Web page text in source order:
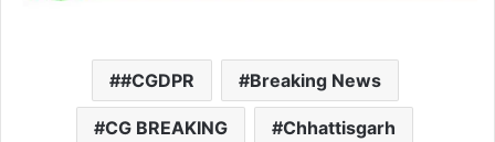
#CGDPR Breaking News
CG BREAKING Chhattisgarh